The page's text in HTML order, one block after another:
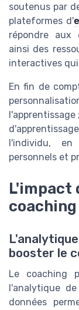
soutenus par
plateformes d'
répondre aux
ainsi des
interactives
En fin de
l'individu,
personnels et
L'impact
booster le
Le coaching
l'analytique
données